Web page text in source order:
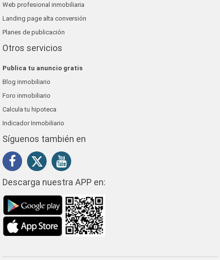
Web profesional inmobiliaria
Landing page alta conversión
Planes de publicación
Otros servicios
Publica tu anuncio gratis
Blog inmobiliario
Foro inmobiliario
Calcula tu hipoteca
Indicador Inmobiliario
Síguenos también en
Descarga nuestra APP en: